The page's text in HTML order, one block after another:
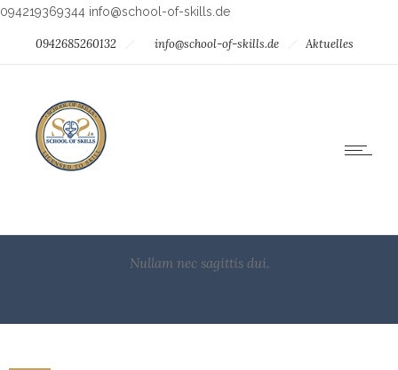
094219369344 info@school-of-skills.de
0942685260132 info@school-of-skills.de Aktuelles
Nullam nec sagittis dui.